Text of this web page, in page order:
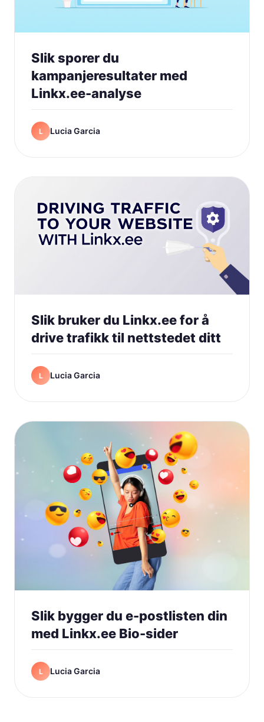
Slik sporer du
kampanjeresultater med
Linkx.ee-analyse
L Lucia Garcia
Slik bruker du Linkx.ee for å
drive trafikk til nettstedet ditt
L Lucia Garcia
Slik bygger du e-postlisten din
med Linkx.ee Bio-sider
L Lucia Garcia